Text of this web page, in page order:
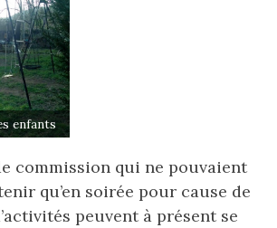
enfants
commission qui ne pouvaient
qu’en soirée pour cause de
peuvent à présent se